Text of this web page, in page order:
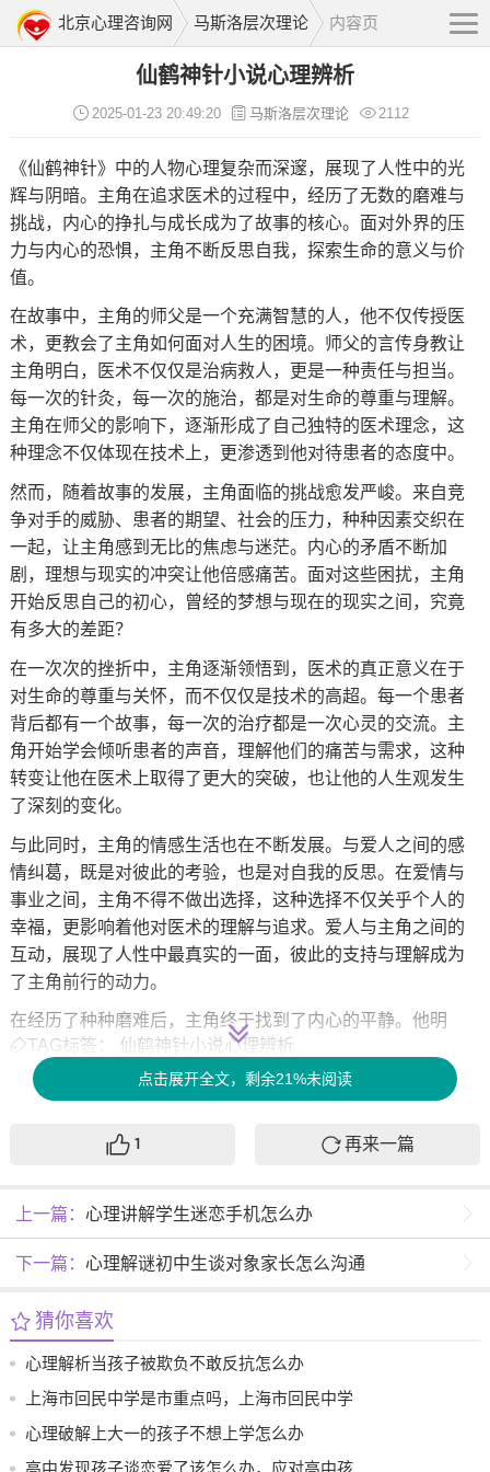
北京心理咨询网 马斯洛层次理论 内容页
仙鹤神针小说心理辨析
2025-01-23 20:49:20 马斯洛层次理论 2112
《仙鹤神针》中的人物心理复杂而深邃，展现了人性中的光
辉与阴暗。主角在追求医术的过程中，经历了无数的磨难与
挑战，内心的挣扎与成长成为了故事的核心。面对外界的压
力与内心的恐惧，主角不断反思自我，探索生命的意义与价
值。
在故事中，主角的师父是一个充满智慧的人，他不仅传授医
术，更教会了主角如何面对人生的困境。师父的言传身教让
主角明白，医术不仅仅是治病救人，更是一种责任与担当。
每一次的针灸，每一次的施治，都是对生命的尊重与理解。
主角在师父的影响下，逐渐形成了自己独特的医术理念，这
种理念不仅体现在技术上，更渗透到他对待患者的态度中。
然而，随着故事的发展，主角面临的挑战愈发严峻。来自竞
争对手的威胁、患者的期望、社会的压力，种种因素交织在
一起，让主角感到无比的焦虑与迷茫。内心的矛盾不断加
剧，理想与现实的冲突让他倍感痛苦。面对这些困扰，主角
开始反思自己的初心，曾经的梦想与现在的现实之间，究竟
有多大的差距？
在一次次的挫折中，主角逐渐领悟到，医术的真正意义在于
对生命的尊重与关怀，而不仅仅是技术的高超。每一个患者
背后都有一个故事，每一次的治疗都是一次心灵的交流。主
角开始学会倾听患者的声音，理解他们的痛苦与需求，这种
转变让他在医术上取得了更大的突破，也让他的人生观发生
了深刻的变化。
与此同时，主角的情感生活也在不断发展。与爱人之间的感
情纠葛，既是对彼此的考验，也是对自我的反思。在爱情与
事业之间，主角不得不做出选择，这种选择不仅关乎个人的
幸福，更影响着他对医术的理解与追求。爱人与主角之间的
互动，展现了人性中最真实的一面，彼此的支持与理解成为
了主角前行的动力。
在经历了种种磨难后，主角终于找到了内心的平静。他明
白，人生的道路充满荆棘，但正是这些荆棘让他更加坚定了
自己的信念。医术的追求不仅是对技术的精进，更是对生命
的敬畏与热爱。每一次的施针，都是对生命的承诺，每一次
的救治，都是对人性的赞美。
见人性中的光辉与阴暗，感受到生命的脆弱与坚韧。这种心
理的辨析，让人深思，也让人感悟到生活的真谛与价值。
TAG标签： 仙鹤神针小说心理辨析
点击展开全文，剩余21%未阅读
1 再来一篇
上一篇： 心理讲解学生迷恋手机怎么办
下一篇： 心理解谜初中生谈对象家长怎么沟通
猜你喜欢
心理解析当孩子被欺负不敢反抗怎么办
上海市回民中学是市重点吗，上海市回民中学
是否为市重点学校？
心理破解上大一的孩子不想上学怎么办
高中发现孩子谈恋爱了该怎么办，应对高中孩